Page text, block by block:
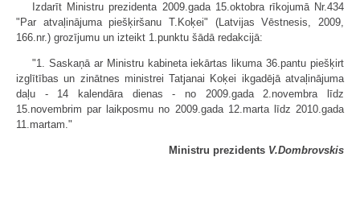
Izdarīt Ministru prezidenta 2009.gada 15.oktobra rīkojumā Nr.434
"Par atvaļinājuma piešķiršanu T.Koķei" (Latvijas Vēstnesis, 2009,
166.nr.) grozījumu un izteikt 1.punktu šādā redakcijā:
"1. Saskaņā ar Ministru kabineta iekārtas likuma 36.pantu piešķirt
izglītības un zinātnes ministrei Tatjanai Koķei ikgadējā atvaļinājuma
daļu - 14 kalendāra dienas - no 2009.gada 2.novembra līdz
15.novembrim par laikposmu no 2009.gada 12.marta līdz 2010.gada
11.martam."
Ministru prezidents V.Dombrovskis